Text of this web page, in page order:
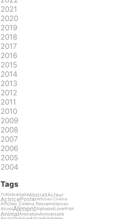
2021
2020
2019
2018
2017
2016
2015
2014
2013
2012
2011
2010
2009
2008
2007
2006
2005
2004
Tags
TVAbécédaireAbstraitActeur
ActricePosterAffiches Cinéma
Affiches Cinéma Ressemblances
AlcoolAlimentAlphabetLoveAnge
AnimalAnimationAnniversaire